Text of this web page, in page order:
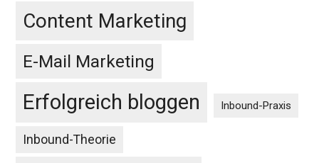
Content Marketing
E-Mail Marketing
Erfolgreich bloggen Inbound-Praxis
Inbound-Theorie